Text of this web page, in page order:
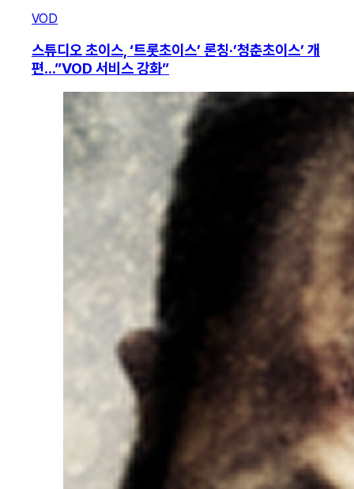
VOD
스튜디오 초이스, ‘트롯초이스’ 론칭·’청춘초이스’ 개
편...”VOD 서비스 강화”